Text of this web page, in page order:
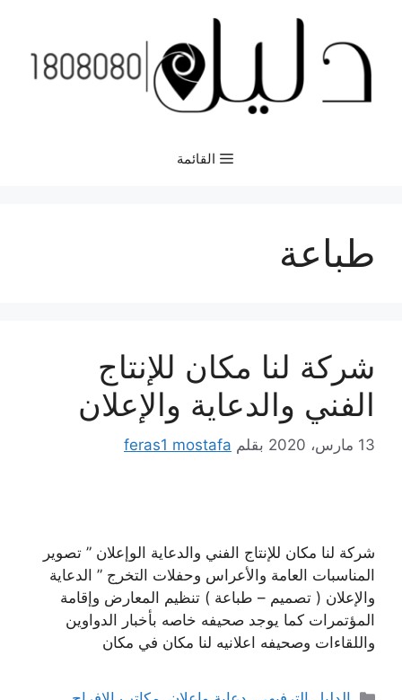
المحتوى
القائمة
طباعة
شركة لنا مكان للإنتاج
الفني والدعاية والإعلان
13 مارس، 2020 بقلم feras1 mostafa
شركة لنا مكان للإنتاج الفني والدعاية الوإعلان ” تصوير
المناسبات العامة والأعراس وحفلات التخرج ” الدعاية
والإعلان ( تصميم – طباعة ) تنظيم المعارض وإقامة
المؤتمرات كما يوجد صحيفه خاصه بأخبار الدواوين
واللقاءات وصحيفه اعلانيه لنا مكان في مكان
التصنيفات